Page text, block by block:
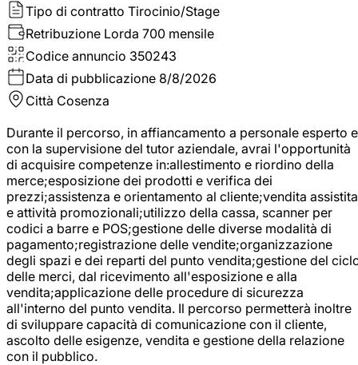
Tipo di contratto Tirocinio/Stage
Retribuzione Lorda 700 mensile
Codice annuncio 350243
Data di pubblicazione 8/8/2026
Città Cosenza
Durante il percorso, in affiancamento a personale esperto e
con la supervisione del tutor aziendale, avrai l'opportunità
di acquisire competenze in:allestimento e riordino della
merce;esposizione dei prodotti e verifica dei
prezzi;assistenza e orientamento al cliente;vendita assistita
e attività promozionali;utilizzo della cassa, scanner per
codici a barre e POS;gestione delle diverse modalità di
pagamento;registrazione delle vendite;organizzazione
degli spazi e dei reparti del punto vendita;gestione del
delle merci, dal ricevimento all'esposizione e alla
vendita;applicazione delle procedure di sicurezza
all'interno del punto vendita. Il percorso permetterà inoltre
di sviluppare capacità di comunicazione con il cliente,
ascolto delle esigenze, vendita e gestione della relazione
con il pubblico.